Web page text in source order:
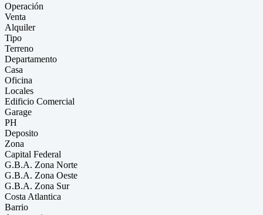
Operación
Venta
Alquiler
Tipo
Terreno
Departamento
Casa
Oficina
Locales
Edificio Comercial
Garage
PH
Deposito
Zona
Capital Federal
G.B.A. Zona Norte
G.B.A. Zona Oeste
G.B.A. Zona Sur
Costa Atlantica
Barrio